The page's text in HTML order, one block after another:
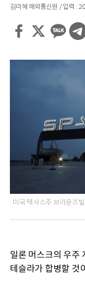
김미혜 해외통신원 / 입력 :
미국 텍사스주 브라운즈
일론 머스크의 우주
테슬라가 합병할 것